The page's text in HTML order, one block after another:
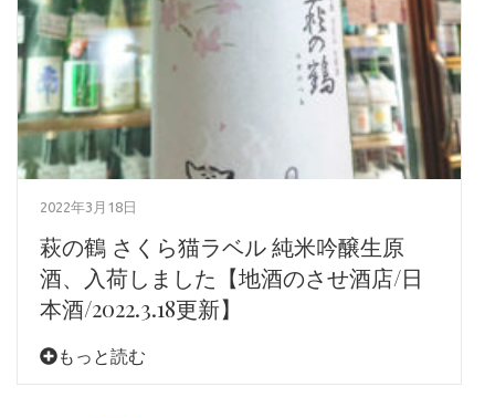
2022年3月18日
萩の鶴 さくら猫ラベル 純米吟醸生原
酒、入荷しました【地酒のさせ酒店/日
本酒/2022.3.18更新】
もっと読む